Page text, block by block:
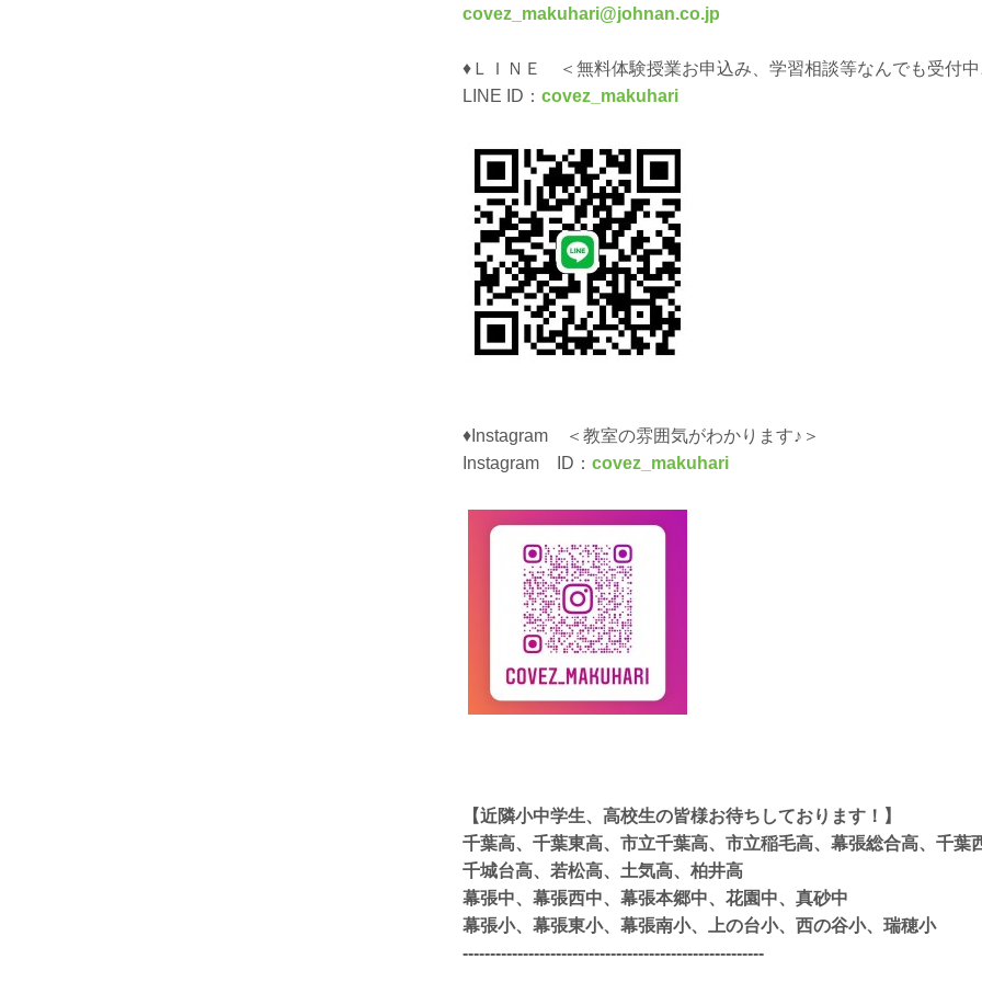
covez_makuhari@johnan.co.jp
♦ＬＩＮＥ ＜無料体験授業お申込み、学習相談等なんでも受付中
LINE ID： covez_makuhari
♦Instagram ＜教室の雰囲気がわかります♪＞
Instagram ID： covez_makuhari
【近隣小中学生、高校生の皆様お待ちしております！】
千葉高、千葉東高、市立千葉高、市立稲毛高、幕張総合高、千葉
千城台高、若松高、土気高、柏井高
幕張中、幕張西中、幕張本郷中、花園中、真砂中
幕張小、幕張東小、幕張南小、上の台小、西の谷小、瑞穂小
-------------------------------------------------------